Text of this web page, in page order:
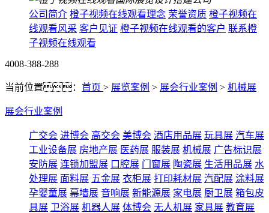
公司简介 橙子视频在线观看理念 荣誉资质 橙子视频在
线观看风采 客户见证 橙子视频在线观看的客户 联系橙
子视频在线观看
4008-388-288
当前位置： 首页 > 展览案例 > 展会行业案例 > 机械展
展会行业案例
广交会 进博会 高交会 美博会 酒店用品展 玩具展 汽车展
工业设备展 房地产展 医药展 服装展 机械展 广告标识展
安防展 连锁加盟展 口腔展 门窗展 陶瓷展 生活用品展 水
处理展 面料展 五金展 衣柜展 打印耗材展 汽配展 涂料展
孕婴童展 幕墙展 音响展 新能源展 家电展 厨卫展 箱包皮
具展 卫浴展 机器人展 体博会 无人机展 家具展 教育展